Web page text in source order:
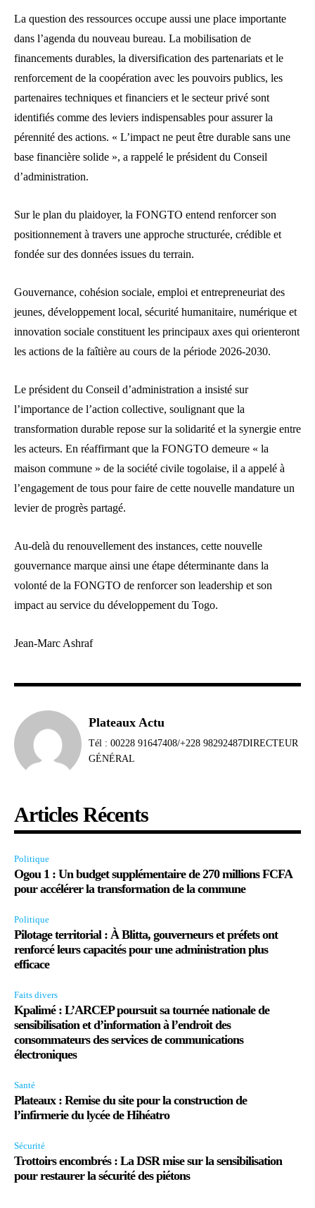
La question des ressources occupe aussi une place importante
dans l’agenda du nouveau bureau. La mobilisation de
financements durables, la diversification des partenariats et le
renforcement de la coopération avec les pouvoirs publics, les
partenaires techniques et financiers et le secteur privé sont
identifiés comme des leviers indispensables pour assurer la
pérennité des actions. « L’impact ne peut être durable sans une
base financière solide », a rappelé le président du Conseil
d’administration.
Sur le plan du plaidoyer, la FONGTO entend renforcer son
positionnement à travers une approche structurée, crédible et
fondée sur des données issues du terrain.
Gouvernance, cohésion sociale, emploi et entrepreneuriat des
jeunes, développement local, sécurité humanitaire, numérique et
innovation sociale constituent les principaux axes qui orienteront
les actions de la faîtière au cours de la période 2026-2030.
Le président du Conseil d’administration a insisté sur
l’importance de l’action collective, soulignant que la
transformation durable repose sur la solidarité et la synergie entre
les acteurs. En réaffirmant que la FONGTO demeure « la
maison commune » de la société civile togolaise, il a appelé à
l’engagement de tous pour faire de cette nouvelle mandature un
levier de progrès partagé.
Au-delà du renouvellement des instances, cette nouvelle
gouvernance marque ainsi une étape déterminante dans la
volonté de la FONGTO de renforcer son leadership et son
impact au service du développement du Togo.
Jean-Marc Ashraf
Plateaux Actu
Tél : 00228 91647408/+228 98292487DIRECTEUR
GÉNÉRAL
Articles Récents
Politique
Ogou 1 : Un budget supplémentaire de 270 millions FCFA
pour accélérer la transformation de la commune
Politique
Pilotage territorial : À Blitta, gouverneurs et préfets ont
renforcé leurs capacités pour une administration plus
efficace
Faits divers
Kpalimé : L’ARCEP poursuit sa tournée nationale de
sensibilisation et d’information à l’endroit des
consommateurs des services de communications
électroniques
Santé
Plateaux : Remise du site pour la construction de
l’infirmerie du lycée de Hihéatro
Sécurité
Trottoirs encombrés : La DSR mise sur la sensibilisation
pour restaurer la sécurité des piétons